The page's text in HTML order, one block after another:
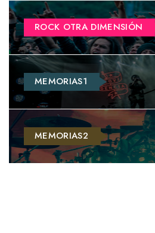
ROCK OTRA DIMENSIÓN
MEMORIAS1
MEMORIAS2